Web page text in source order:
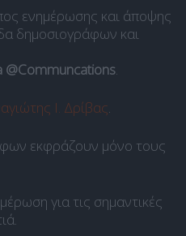
ενημέρωσης και άποψης
δημοσιογράφων και
@Communcations.
Ι. Δρίβας.
εκφράζουν μόνο τους
για τις σημαντικές